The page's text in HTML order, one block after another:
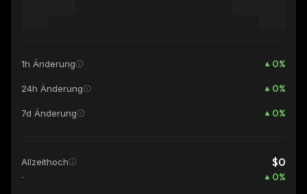
1h Änderung 0%
24h Änderung 0%
7d Änderung 0%
Allzeithoch $0
- 0%